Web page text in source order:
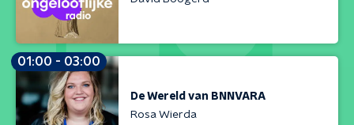
01:00 - 03:00
De Wereld van BNNVARA
Rosa Wierda